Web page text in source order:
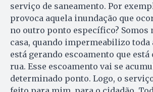
serviço de saneamento. Por
provoca aquela inundação que
no outro ponto específico? Somos
casa, quando impermeabilizo toda
está gerando escoamento que está
rua. Esse escoamento vai se
determinado ponto. Logo, o